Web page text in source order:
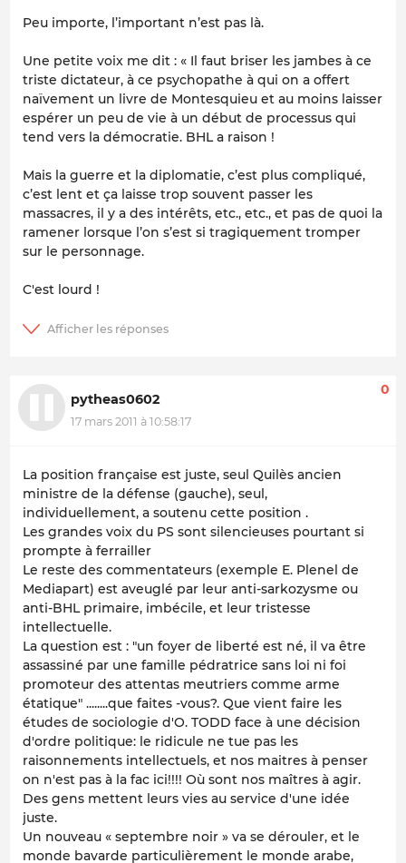
Peu importe, l’important n’est pas là.
Une petite voix me dit : « Il faut briser les jambes à ce
triste dictateur, à ce psychopathe à qui on a offert
naïvement un livre de Montesquieu et au moins laisser
espérer un peu de vie à un début de processus qui
tend vers la démocratie. BHL a raison !
Mais la guerre et la diplomatie, c’est plus compliqué,
c’est lent et ça laisse trop souvent passer les
massacres, il y a des intérêts, etc., etc., et pas de quoi la
ramener lorsque l’on s’est si tragiquement tromper
sur le personnage.
C'est lourd !
pytheas0602
17 mars 2011 à 10:58:17
0
La position française est juste, seul Quilès ancien
ministre de la défense (gauche), seul,
individuellement, a soutenu cette position .
Les grandes voix du PS sont silencieuses pourtant si
prompte à ferrailler
Le reste des commentateurs (exemple E. Plenel de
Mediapart) est aveuglé par leur anti-sarkozysme ou
anti-BHL primaire, imbécile, et leur tristesse
intellectuelle.
La question est : "un foyer de liberté est né, il va être
assassiné par une famille pédratrice sans loi ni foi
promoteur des attentas meutriers comme arme
étatique" ........que faites -vous?. Que vient faire les
études de sociologie d'O. TODD face à une décision
d'ordre politique: le ridicule ne tue pas les
raisonnements intellectuels, et nos maitres à penser
on n'est pas à la fac ici!!!! Où sont nos maîtres à agir.
Des gens mettent leurs vies au service d'une idée
juste.
Un nouveau « septembre noir » va se dérouler, et le
monde bavarde particulièrement le monde arabe,